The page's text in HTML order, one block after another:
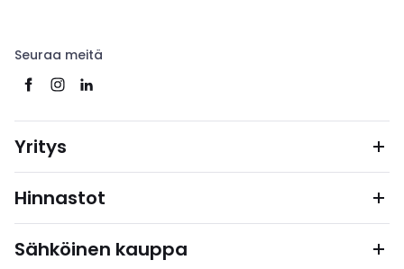
Seuraa meitä
Yritys
Hinnastot
Sähköinen kauppa